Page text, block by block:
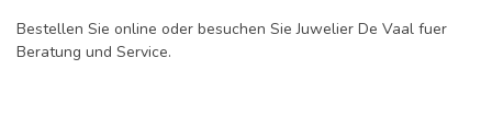
Bestellen Sie online oder besuchen Sie Juwelier De Vaal fuer
Beratung und Service.